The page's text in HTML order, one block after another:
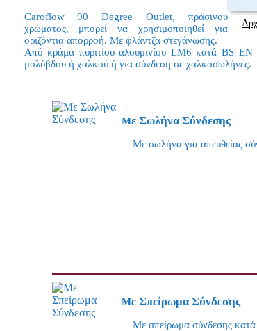
Caroflow 90 Degree Outlet, πράσινου
χρώματος, μπορεί να χρησιμοποιηθεί για
οριζόντια απορροή. Με φλάντζα στεγάνωσης.
Από κράμα πυριτίου αλουμινίου LM6 κατά BS
μολύβδου ή χαλκού ή για σύνδεση σε χαλκοσωλήνες.
Με Σωλήνα Σύνδεσης
Με σωλήνα για απευθείας
Με Σπείρωμα Σύνδεσης
Με σπείρωμα σύνδεσης